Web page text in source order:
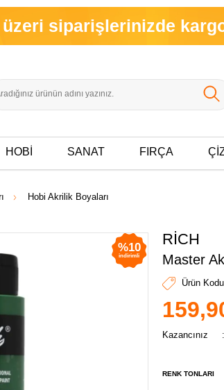
kargo
HOBİ SANAT FIRÇA
Hobi Akrilik Boyaları
%10
indirimli
RİCH
Master
Ürün
Kazancınız :
RENK TONLARI